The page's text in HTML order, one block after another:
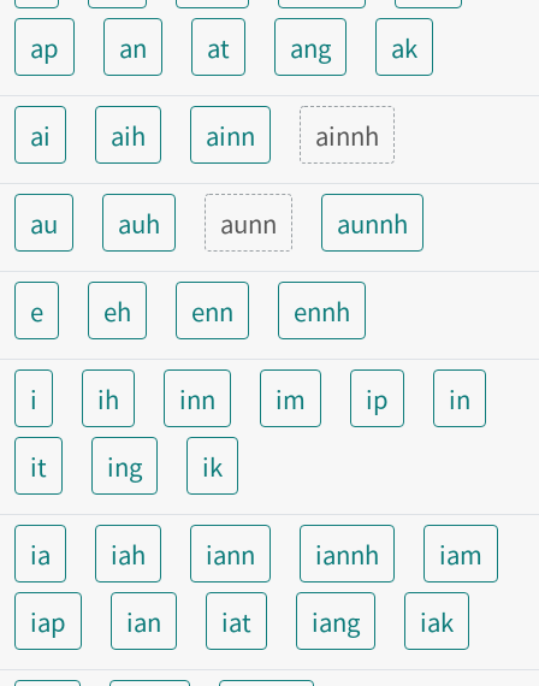
ap
an at ang ak
ai aih ainn ainnh
au auh aunn aunnh
e eh enn ennh
i ih inn im ip
in
it
ing ik
ia iah iann iannh
iam
iap
ian iat iang iak